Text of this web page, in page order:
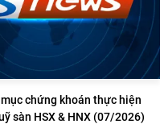
chứng khoán thực hiện
sàn HSX & HNX (07/2026)